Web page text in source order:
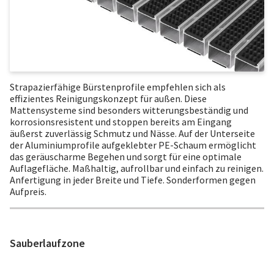
Strapazierfähige Bürstenprofile empfehlen sich als
effizientes Reinigungskonzept für außen. Diese
Mattensysteme sind besonders witterungsbeständig und
korrosionsresistent und stoppen bereits am Eingang
äußerst zuverlässig Schmutz und Nässe. Auf der Unterseite
der Aluminiumprofile aufgeklebter PE-Schaum ermöglicht
das geräuscharme Begehen und sorgt für eine optimale
Auflagefläche. Maßhaltig, aufrollbar und einfach zu reinigen.
Anfertigung in jeder Breite und Tiefe. Sonderformen gegen
Aufpreis.
Sauberlaufzone